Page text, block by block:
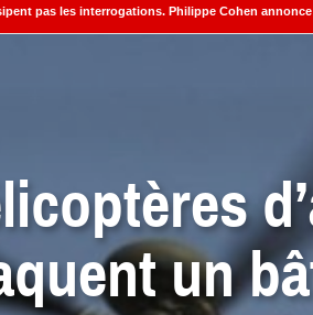
Philippe Cohen annonce se réserver
un